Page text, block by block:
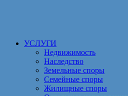
УСЛУГИ
Недвижимость
Наследство
Земельные споры
Семейные споры
Жилищные споры